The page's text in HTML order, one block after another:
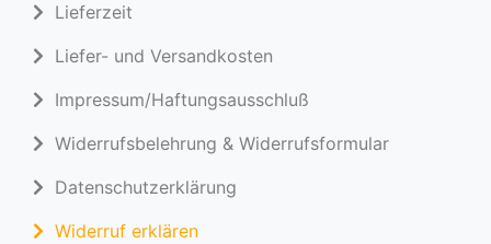
Lieferzeit
Liefer- und Versandkosten
Impressum/Haftungsausschluß
Widerrufsbelehrung & Widerrufsformular
Datenschutzerklärung
Widerruf erklären